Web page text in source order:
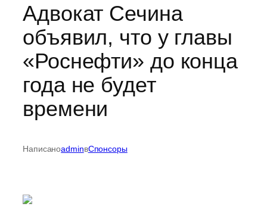
Адвокат Сечина
объявил, что у главы
«Роснефти» до конца
года не будет
времени
НаписаноadminвСпонсоры